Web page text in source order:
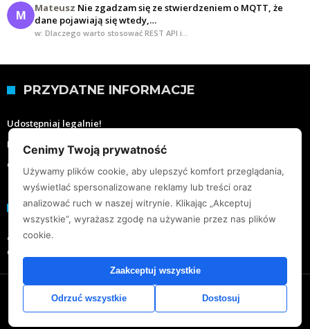
M Mateusz Nie zgadzam się ze stwierdzeniem o MQTT, że
dane pojawiają się wtedy,…
w: Dlaczego warto stosować REST API i…
PRZYDATNE INFORMACJE
Udostępniaj legalnie!
Moje wartości
O mnie
KONTAKT
e-mail:napiecie@salama.pl
Oferta współpracy
© 2020 Piotr Bibik
Cenimy Twoją prywatność
Używamy plików cookie, aby ulepszyć komfort przeglądania,
wyświetlać spersonalizowane reklamy lub treści oraz
analizować ruch w naszej witrynie. Klikając „Akceptuj
wszystkie”, wyrażasz zgodę na używanie przez nas plików
cookie.
Zaakceptuj wszystkie
Odrzuć wszystkie Dostosuj